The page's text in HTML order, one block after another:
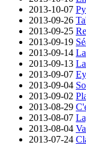
2013-10-07
2013-09-26
2013-09-25
2013-09-19
2013-09-14
2013-09-13
2013-09-07
2013-09-04
2013-09-02
2013-08-29
2013-08-07
2013-08-04
2013-07-24